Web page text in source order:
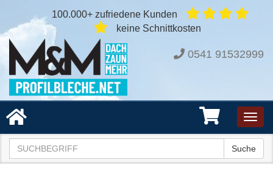
100.000+ zufriedene Kunden
keine Schnittkosten
0541 91532999
Suche